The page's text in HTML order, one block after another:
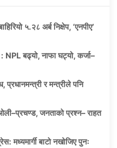
५.२८ अर्ब निक्षेप, ‘एनपीए’
NPL बढ्यो, नाफा घट्यो, कर्जा–
प्रधानमन्त्री र मन्त्रीले पनि
जनताको प्रश्न– राहत
मध्यमार्गी बाटो नखोजिए पुनः